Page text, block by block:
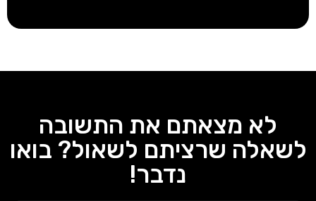
לא מצאתם את התשובה
לשאלה שרציתם לשאול? בואו
נדבר!